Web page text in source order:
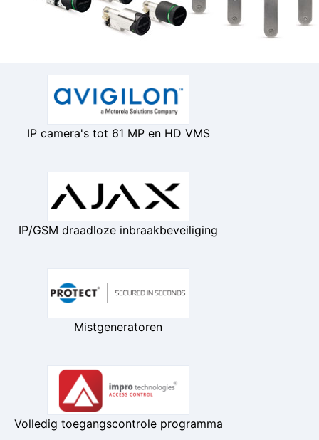
IP camera's tot 61 MP en HD VMS
IP/GSM draadloze inbraakbeveiliging
Mistgeneratoren
Volledig toegangscontrole programma